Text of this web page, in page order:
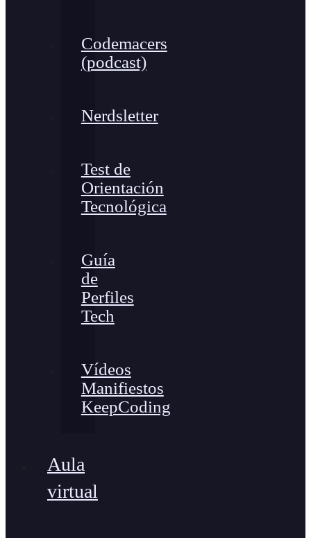
Codemacers
(podcast)
Nerdsletter
Test de
Orientación
Tecnológica
Guía
de
Perfiles
Tech
Vídeos
Manifiestos
KeepCoding
Aula
virtual